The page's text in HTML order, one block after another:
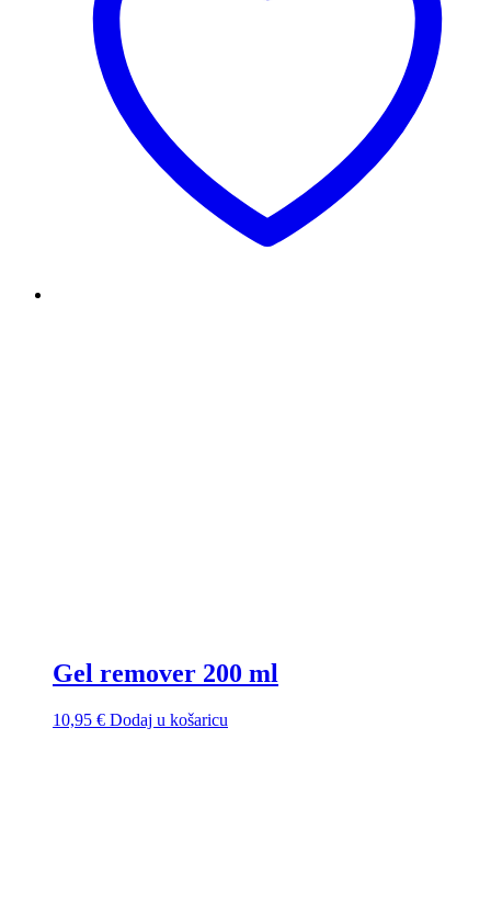
Gel remover 200 ml
10,95 € Dodaj u košaricu